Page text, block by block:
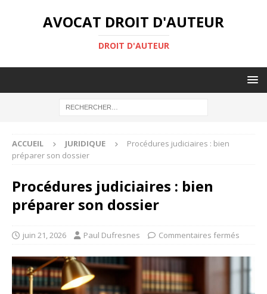
AVOCAT DROIT D'AUTEUR
DROIT D'AUTEUR
ACCUEIL JURIDIQUE
Procédures judiciaires : bien
préparer son dossier
Procédures judiciaires : bien
préparer son dossier
juin 21, 2026 Paul Dufresnes Commentaires fermés